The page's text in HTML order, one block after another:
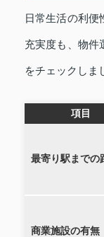
日常生活の利便
充実度も、物件
をチェックしま
項目
最寄り駅までの
商業施設の有無